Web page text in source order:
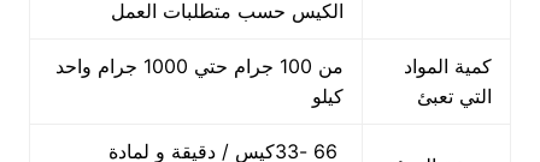
الكيس حسب متطلبات العمل
كمية المواد
التي تعبئ
من 100 جرام حتي 1000 جرام واحد
كيلو
66 -33كيس / دقيقة و لمادة